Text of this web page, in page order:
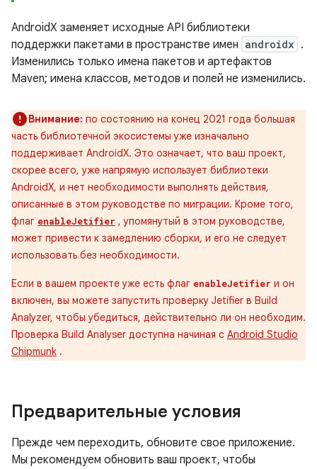
AndroidX заменяет исходные API библиотеки
поддержки пакетами в пространстве имен androidx .
Изменились только имена пакетов и артефактов
Maven; имена классов, методов и полей не изменились.
Внимание: по состоянию на конец 2021 года большая
часть библиотечной экосистемы уже изначально
поддерживает AndroidX. Это означает, что ваш проект,
скорее всего, уже напрямую использует библиотеки
AndroidX, и нет необходимости выполнять действия,
описанные в этом руководстве по миграции. Кроме того,
флаг enableJetifier , упомянутый в этом руководстве,
может привести к замедлению сборки, и его не следует
использовать без необходимости.
Если в вашем проекте уже есть флаг enableJetifier и он
включен, вы можете запустить проверку Jetifier в Build
Analyzer, чтобы убедиться, действительно ли он необходим.
Проверка Build Analyser доступна начиная с Android Studio
Chipmunk .
Предварительные условия
Прежде чем переходить, обновите свое приложение.
Мы рекомендуем обновить ваш проект, чтобы